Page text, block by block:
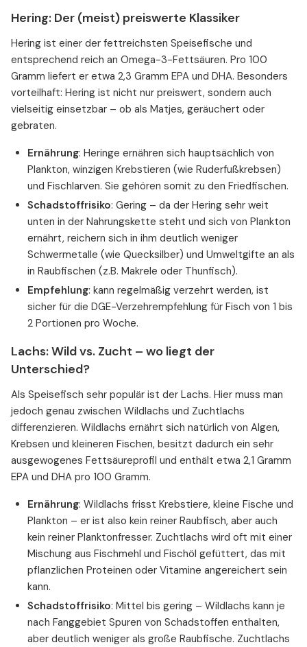
Hering: Der (meist) preiswerte Klassiker
Hering ist einer der fettreichsten Speisefische und
entsprechend reich an Omega-3-Fettsäuren. Pro 100
Gramm liefert er etwa 2,3 Gramm EPA und DHA. Besonders
vorteilhaft: Hering ist nicht nur preiswert, sondern auch
vielseitig einsetzbar – ob als Matjes, geräuchert oder
gebraten.
Ernährung: Heringe ernähren sich hauptsächlich von
Plankton, winzigen Krebstieren (wie Ruderfußkrebsen)
und Fischlarven. Sie gehören somit zu den Friedfischen.
Schadstoffrisiko: Gering – da der Hering sehr weit
unten in der Nahrungskette steht und sich von Plankton
ernährt, reichern sich in ihm deutlich weniger
Schwermetalle (wie Quecksilber) und Umweltgifte an als
in Raubfischen (z.B. Makrele oder Thunfisch).
Empfehlung: kann regelmäßig verzehrt werden, ist
sicher für die DGE-Verzehrempfehlung für Fisch von 1 bis
2 Portionen pro Woche.
Lachs: Wild vs. Zucht – wo liegt der
Unterschied?
Als Speisefisch sehr populär ist der Lachs. Hier muss man
jedoch genau zwischen Wildlachs und Zuchtlachs
differenzieren. Wildlachs ernährt sich natürlich von Algen,
Krebsen und kleineren Fischen, besitzt dadurch ein sehr
ausgewogenes Fettsäureprofil und enthält etwa 2,1 Gramm
EPA und DHA pro 100 Gramm.
Ernährung: Wildlachs frisst Krebstiere, kleine Fische und
Plankton – er ist also kein reiner Raubfisch, aber auch
kein reiner Planktonfresser. Zuchtlachs wird oft mit einer
Mischung aus Fischmehl und Fischöl gefüttert, das mit
pflanzlichen Proteinen oder Vitamine angereichert sein
kann.
Schadstoffrisiko: Mittel bis gering – Wildlachs kann je
nach Fanggebiet Spuren von Schadstoffen enthalten,
aber deutlich weniger als große Raubfische. Zuchtlachs